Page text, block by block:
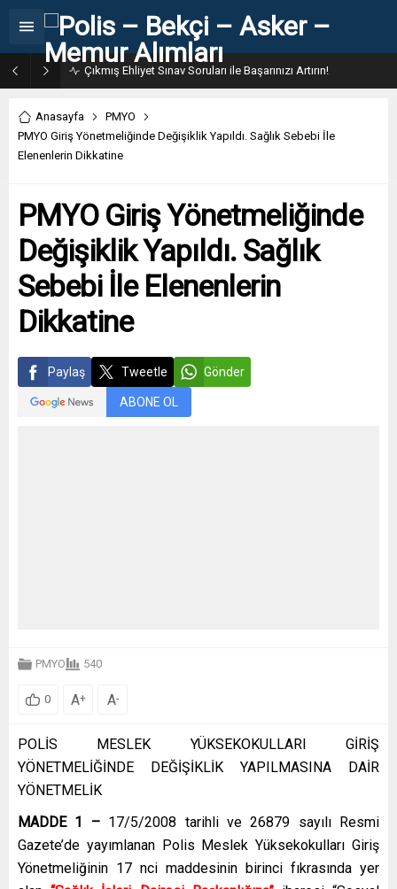
Çıkmış Ehliyet Sınav Soruları ile Başarınızı Artırın!
Anasayfa
PMYO
PMYO Giriş Yönetmeliğinde Değişiklik Yapıldı. Sağlık Sebebi İle
Elenenlerin Dikkatine
PMYO Giriş Yönetmeliğinde
Değişiklik Yapıldı. Sağlık
Sebebi İle Elenenlerin
Dikkatine
Paylaş Tweetle Gönder
ABONE OL
PMYO 540
0 A+ A-
POLİS MESLEK YÜKSEKOKULLARI GİRİŞ
YÖNETMELİĞİNDE DEĞİŞİKLİK YAPILMASINA DAİR
YÖNETMELİK
MADDE 1 –17/5/2008 tarihli ve 26879 sayılı Resmi
Gazete’de yayımlanan Polis Meslek Yüksekokulları Giriş
Yönetmeliğinin 17 nci maddesinin birinci fıkrasında yer